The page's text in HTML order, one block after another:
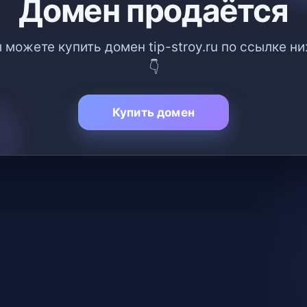
Домен продаётся
можете купить домен tip-stroy.ru по ссылке
👇
Купить домен